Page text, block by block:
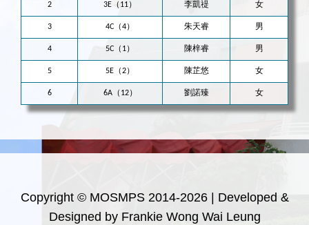
2 3E（11） 李凱禔 女
3 4C（4） 朱天睿 男
4 5C（1） 陳梓睿 男
5 5E（2） 陳芷悠 女
6 6A（12） 劉諾臻 女
Copyright © MOSMPS 2014-2026 | Developed &
Designed by Frankie Wong Wai Leung